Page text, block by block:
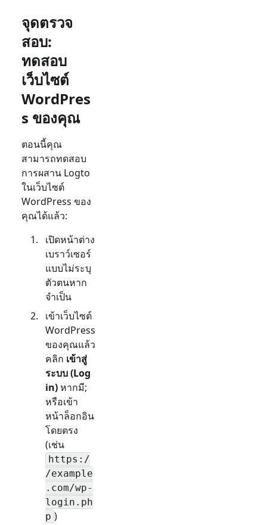
จุดตรวจ
สอบ:
ทดสอบ
เว็บไซต์
WordPres
s ของคุณ
ตอนนี้คุณ
สามารถทดสอบ
การผสาน Logto
ในเว็บไซต์
WordPress ของ
คุณได้แล้ว:
เปิดหน้าต่าง
เบราว์เซอร์
แบบไม่ระบุ
ตัวตนหาก
จำเป็น
เข้าเว็บไซต์
WordPress
ของคุณแล้ว
คลิก เข้าสู่
ระบบ (Log
in)หากมี;
หรือเข้า
หน้าล็อกอิน
โดยตรง
(เช่น
https:/
/example
.com/wp-
login.ph
p )